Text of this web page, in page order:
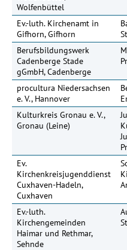
Wolfenbüttel
Ev.-luth. Kirchenamt in
Gifhorn, Gifhorn
Berufsbildungswerk
Cadenberge Stade
gGmbH, Cadenberge
procultura Niedersachsen
e. V., Hannover
Kulturkreis Gronau e. V.,
Gronau (Leine)
Ev.
Kirchenkreisjugenddienst
Cuxhaven-Hadeln,
Cuxhaven
Ev.-luth.
Kirchengemeinden
Haimar und Rethmar,
Sehnde